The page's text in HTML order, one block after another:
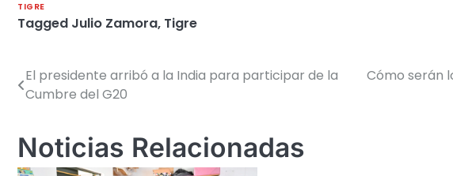
TIGRE
Tagged Julio Zamora, Tigre
Navegación
entradas
El presidente arribó a la India para participar de la
Cumbre del G20
Cómo serán
Noticias Relacionadas